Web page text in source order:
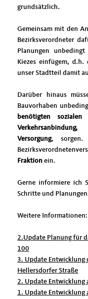
grundsätzlich.
Gemeinsam mit den
Bezirksverordneter
Planungen
Kiezes einfügem, d.h.
unser Stadtteil damit
Darüber hinaus
Bauvorhaben
benötigten sozialen
Versorgung,
Fraktion ein.
Gerne informiere ich
Schritte und
Weitere Informationen:
2.Update Planung für
100
3. Update Entwicklung
Hellersdorfer Straße
2. Update Entwicklung
1. Update Entwicklung